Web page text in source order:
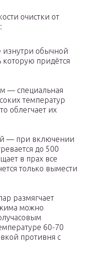
очистки от
обычной
придётся
— специальная
температур
облегчает их
— при включении
до 500
в прах все
только вымести
размягчает
можно
60-70
противня с